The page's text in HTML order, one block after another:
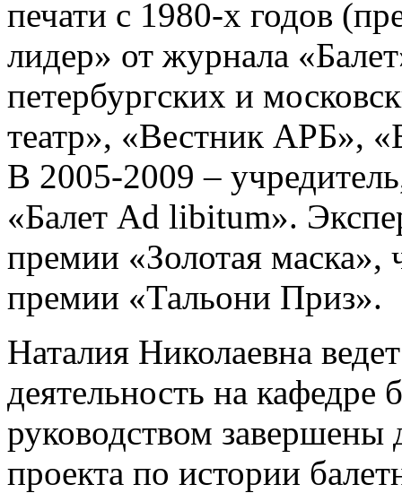
печати с 1980-х годов
лидер» от журнала
петербургских и
театр», «Вестник АРБ»,
В 2005-2009 –
«Балет Ad libitum».
премии «Золотая
премии «Тальони Приз».
Наталия Николаевна
деятельность на кафедре
руководством завершены
проекта по истории